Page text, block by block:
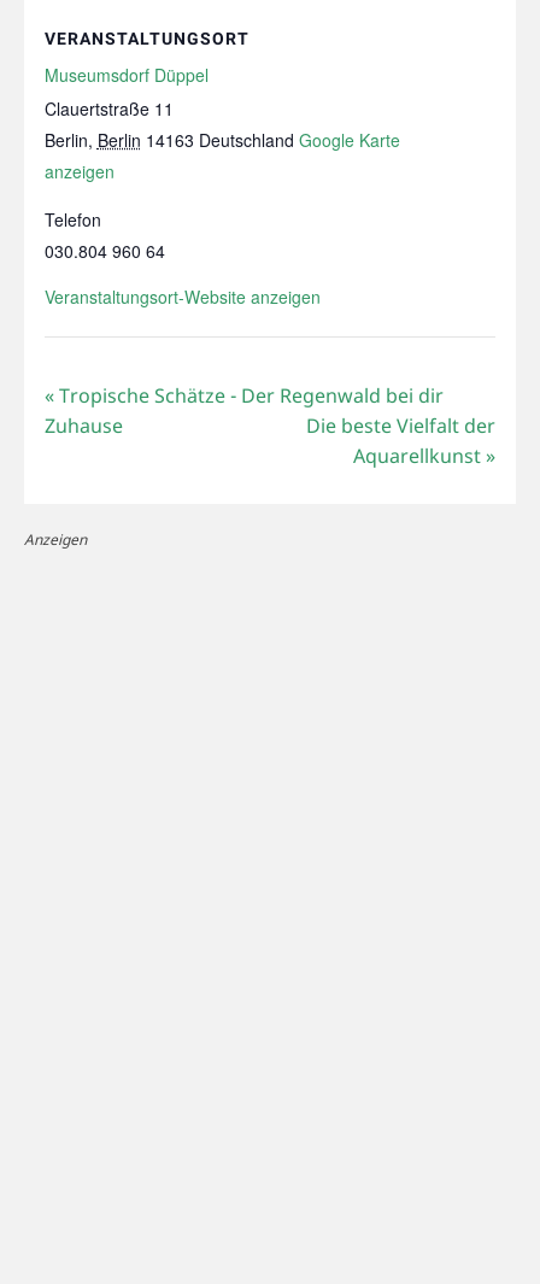
VERANSTALTUNGSORT
Museumsdorf Düppel
Clauertstraße 11
Berlin, Berlin 14163 Deutschland Google Karte
anzeigen
Telefon
030.804 960 64
Veranstaltungsort-Website anzeigen
«Tropische Schätze - Der Regenwald bei dir
Zuhause
Die beste Vielfalt der
Aquarellkunst»
Anzeigen